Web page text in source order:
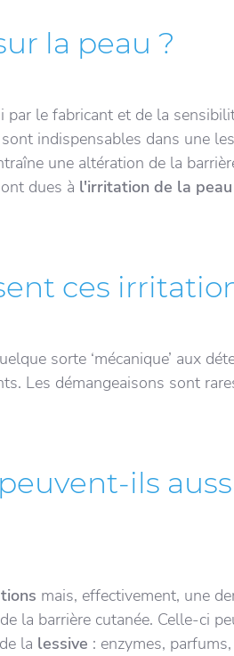
la peau ?
le fabricant et de la
indispensables dans une
une altération de la
dues à l'irritation de la peau
ces
sorte ‘mécanique’ aux
Les démangeaisons sont
ils
mais, effectivement, une
la barrière cutanée. Celle-ci
la lessive : enzymes,